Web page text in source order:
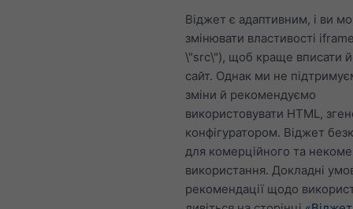
Віджет є адаптивним, і ви
змінювати властивості
\"src\"), щоб краще вписати
сайт. Однак ми не
зміни й рекомендуємо
використовувати HTML,
конфігуратором. Віджет
для комерційного та
використання. Докладні
рекомендації щодо